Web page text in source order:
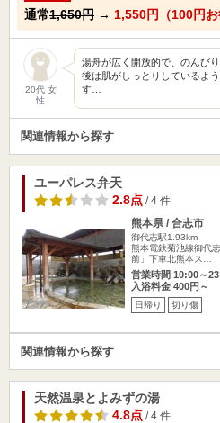
通常1,650円 → 1,550円（100円お
20代 女
性
湯舟が広く開放的で、のんび
後は肌がしっとりしているよ
す…
関連情報から探す
ユーパレス弁天
2.8点/ 4 件
熊本県 / 合志市
御代志駅1.93km
熊本電鉄菊池線御代
前」下車北熊本ス…
営業時間 10:00～
入浴料金 400円～
日帰り 切り傷
関連情報から探す
天然温泉とよみずの湯
4.8点/ 4 件